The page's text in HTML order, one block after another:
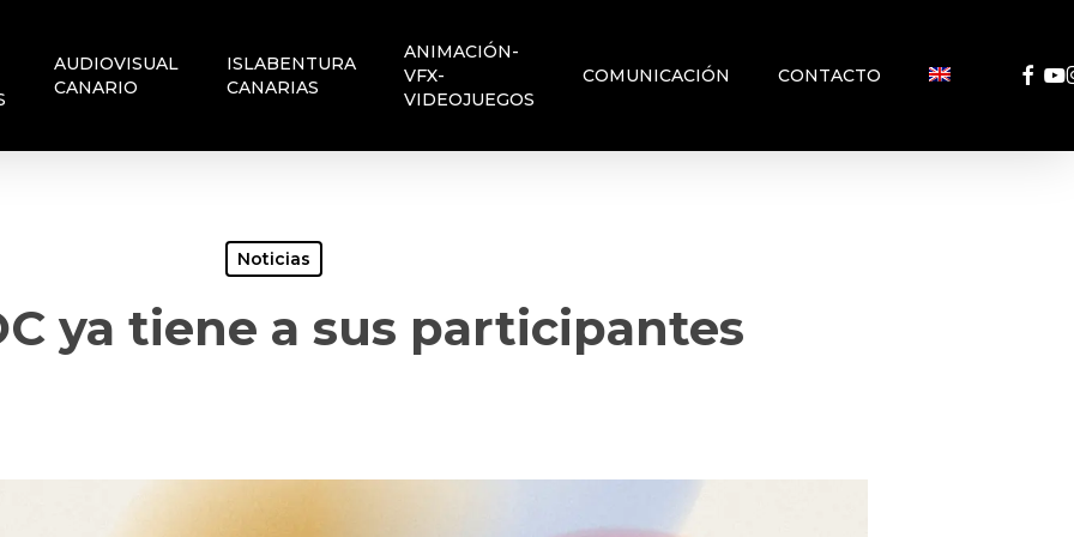
AUDIOVISUAL
CANARIO
ISLABENTURA
CANARIAS
ANIMACIÓN-
VFX-
VIDEOJUEGOS
COMUNICACIÓN CONTACTO
Noticias
ya tiene a sus participantes